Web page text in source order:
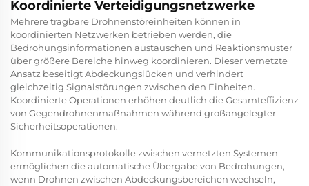
Koordinierte Verteidigungsnetzwerke
Mehrere tragbare Drohnenstöreinheiten können in
koordinierten Netzwerken betrieben werden, die
Bedrohungsinformationen austauschen und Reaktionsmuster
über größere Bereiche hinweg koordinieren. Dieser vernetzte
Ansatz beseitigt Abdeckungslücken und verhindert
gleichzeitig Signalstörungen zwischen den Einheiten.
Koordinierte Operationen erhöhen deutlich die Gesamteffizienz
von Gegendrohnenmaßnahmen während großangelegter
Sicherheitsoperationen.
Kommunikationsprotokolle zwischen vernetzten Systemen
ermöglichen die automatische Übergabe von Bedrohungen,
wenn Drohnen zwischen Abdeckungsbereichen wechseln,